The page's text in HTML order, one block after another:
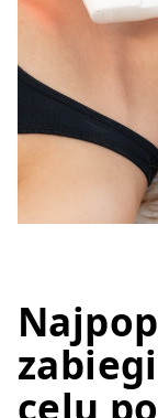
celu